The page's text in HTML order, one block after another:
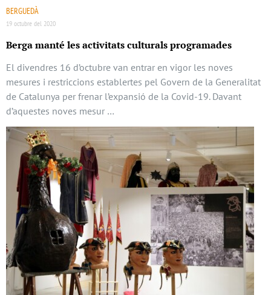
BERGUEDÀ
19 octubre del 2020
Berga manté les activitats culturals programades
El divendres 16 d’octubre van entrar en vigor les noves
mesures i restriccions establertes pel Govern de la Generalitat
de Catalunya per frenar l’expansió de la Covid-19. Davant
d’aquestes noves mesur …